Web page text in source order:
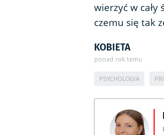
wierzyć w
czemu się tak
KOBIETA
ponad rok temu
PSYCHOLOGIA